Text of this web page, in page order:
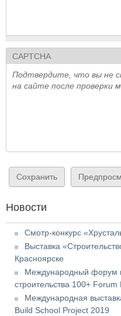
CAPTCHA
Подтвердите, что вы не
на сайте после проверки
Новости
Смотр-конкурс
Выставка
Красноярске
Международный форум
строительства 100+ Forum
Международная
Build School Project 2019